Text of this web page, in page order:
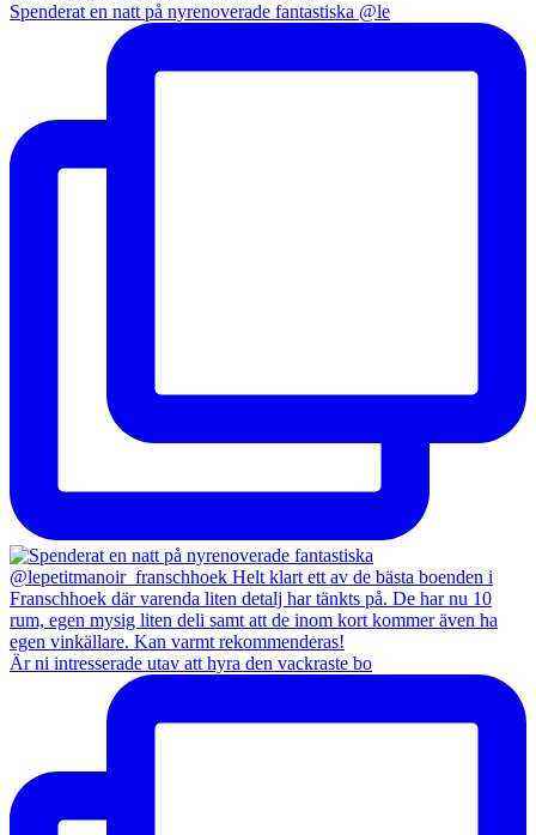
Spenderat en natt på nyrenoverade fantastiska @le
Är ni intresserade utav att hyra den vackraste bo